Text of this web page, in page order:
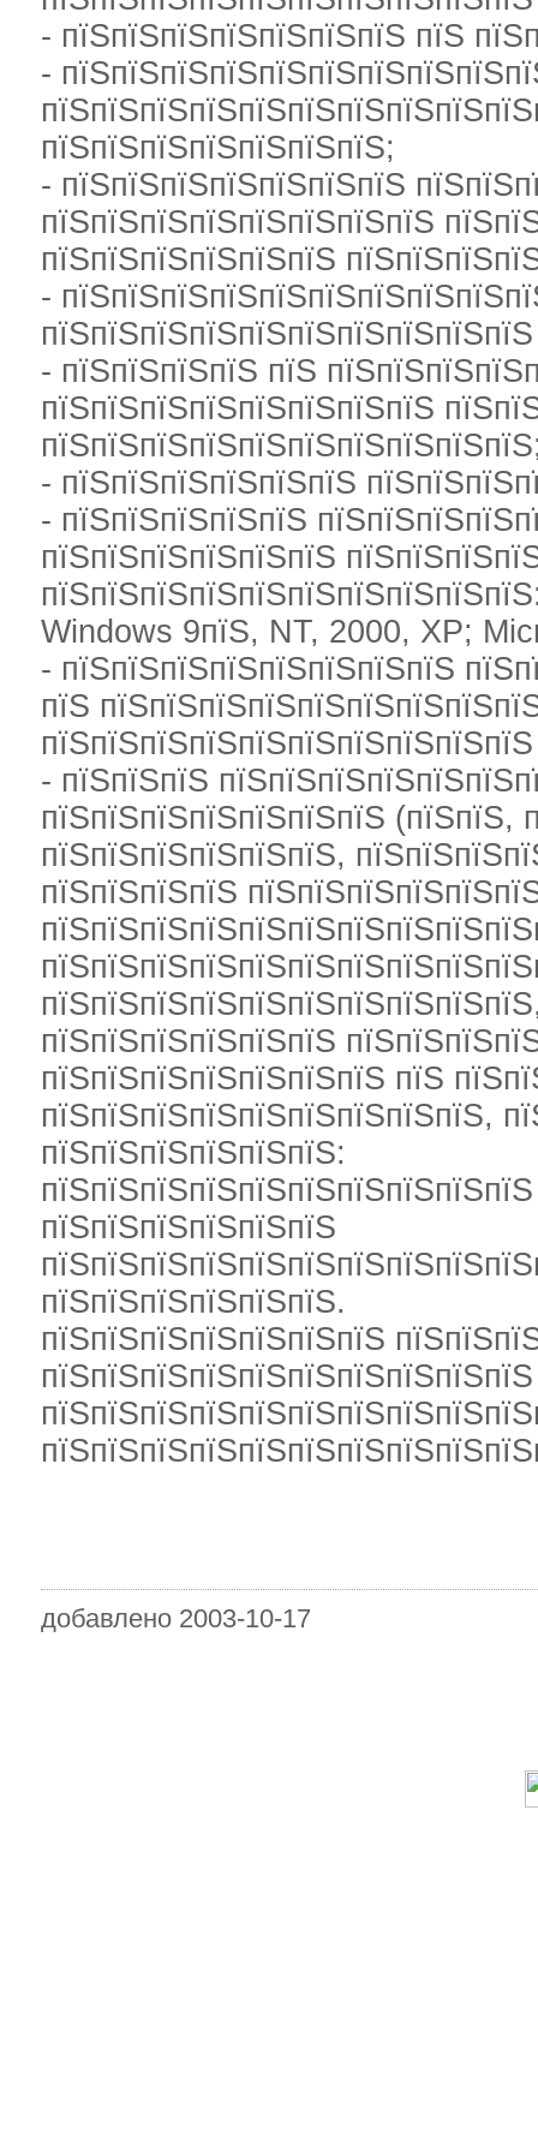
- пїЅпїЅпїЅпїЅпїЅпїЅпїЅ пїЅ
-
пїЅпїЅпїЅпїЅпїЅпїЅпїЅ;
- пїЅпїЅпїЅпїЅпїЅпїЅпїЅ
пїЅпїЅпїЅпїЅпїЅпїЅпїЅпїЅ
пїЅпїЅпїЅпїЅпїЅпїЅ
-
- пїЅпїЅпїЅпїЅ пїЅ
пїЅпїЅпїЅпїЅпїЅпїЅпїЅпїЅ
- пїЅпїЅпїЅпїЅпїЅпїЅ
- пїЅпїЅпїЅпїЅпїЅ
пїЅпїЅпїЅпїЅпїЅпїЅ
Windows 9пїЅ, NT, 2000, XP;
- пїЅпїЅпїЅпїЅпїЅпїЅпїЅпїЅ
пїЅ
- пїЅпїЅпїЅ
пїЅпїЅпїЅпїЅпїЅпїЅпїЅ (пїЅпїЅ,
пїЅпїЅпїЅпїЅпїЅпїЅ,
пїЅпїЅпїЅпїЅ
пїЅпїЅпїЅпїЅпїЅпїЅ
пїЅпїЅпїЅпїЅпїЅпїЅпїЅ пїЅ
пїЅпїЅпїЅпїЅпїЅпїЅпїЅпїЅпїЅ,
пїЅпїЅпїЅпїЅпїЅпїЅ:
пїЅпїЅпїЅпїЅпїЅпїЅ
пїЅпїЅпїЅпїЅпїЅпїЅ.
пїЅпїЅпїЅпїЅпїЅпїЅпїЅ
пїЅпїЅпїЅпїЅпїЅпїЅпїЅпїЅпїЅпїЅ
добавлено 2003-10-17